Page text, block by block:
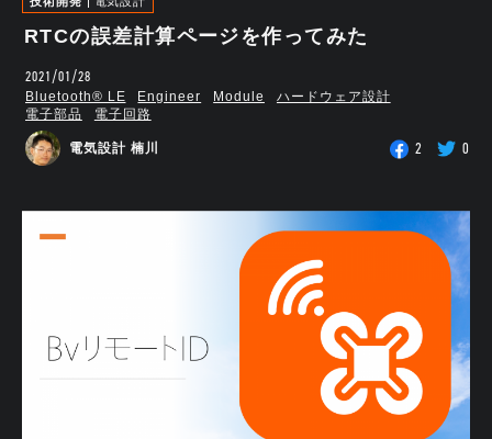
RTCの誤差計算ページを作ってみた
2021/01/28
Bluetooth®︎ LE Engineer Module
ハードウェア設計
電子部品
電子回路
電気設計 楠川 2 0